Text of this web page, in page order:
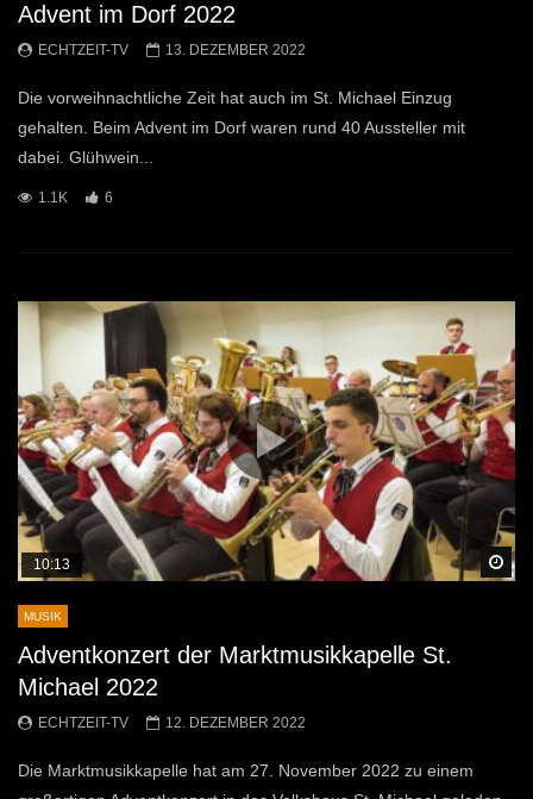
Advent im Dorf 2022
ECHTZEIT-TV 13. DEZEMBER 2022
Die vorweihnachtliche Zeit hat auch im St. Michael Einzug
gehalten. Beim Advent im Dorf waren rund 40 Aussteller mit
dabei. Glühwein...
1.1K 6
10:13
MUSIK
Adventkonzert der Marktmusikkapelle St.
Michael 2022
ECHTZEIT-TV 12. DEZEMBER 2022
Die Marktmusikkapelle hat am 27. November 2022 zu einem